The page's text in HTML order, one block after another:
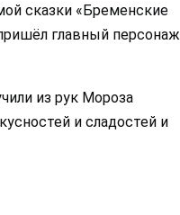
сказки «Бременские
главный персонаж
из рук Мороза
и сладостей и